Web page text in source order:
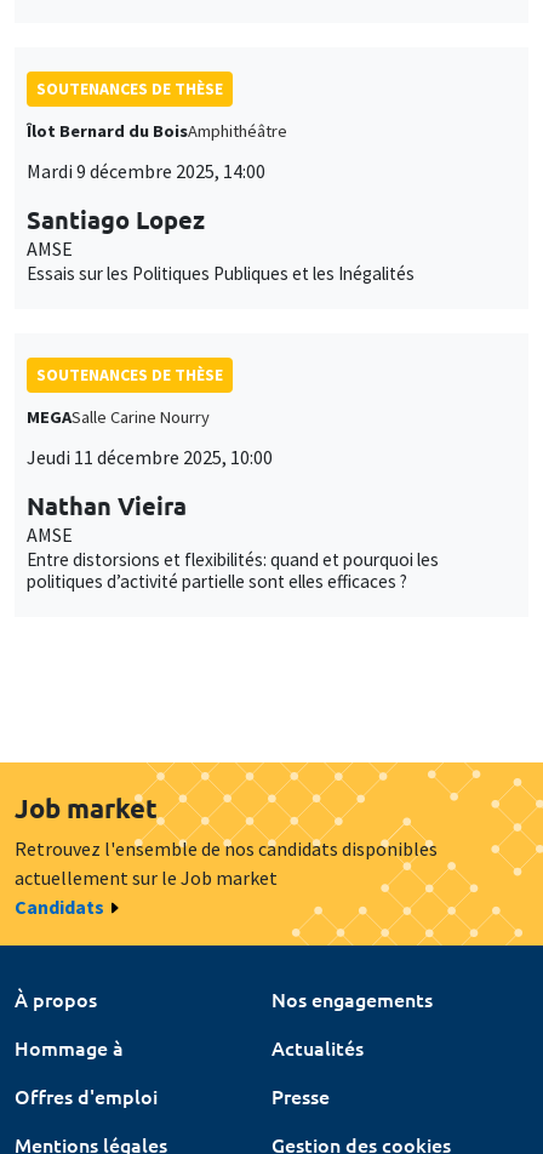
SOUTENANCES DE THÈSE
Îlot Bernard du BoisAmphithéâtre
Mardi 9 décembre 2025, 14:00
Santiago Lopez
AMSE
Essais sur les Politiques Publiques et les Inégalités
SOUTENANCES DE THÈSE
MEGASalle Carine Nourry
Jeudi 11 décembre 2025, 10:00
Nathan Vieira
AMSE
Entre distorsions et flexibilités: quand et pourquoi les
politiques d’activité partielle sont elles efficaces ?
Job market
Retrouvez l'ensemble de nos candidats disponibles
actuellement sur le Job market
Candidats
À propos
Nos engagements
Hommage à
Actualités
Offres d'emploi
Presse
Mentions légales
Gestion des cookies